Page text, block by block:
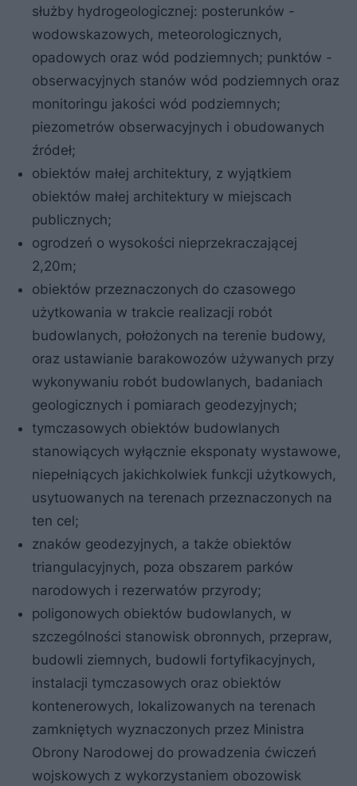
służby hydrogeologicznej: posterunków -
wodowskazowych, meteorologicznych,
opadowych oraz wód podziemnych; punktów -
obserwacyjnych stanów wód podziemnych oraz
monitoringu jakości wód podziemnych;
piezometrów obserwacyjnych i obudowanych
źródeł;
obiektów małej architektury, z wyjątkiem
obiektów małej architektury w miejscach
publicznych;
ogrodzeń o wysokości nieprzekraczającej
2,20m;
obiektów przeznaczonych do czasowego
użytkowania w trakcie realizacji robót
budowlanych, położonych na terenie budowy,
oraz ustawianie barakowozów używanych przy
wykonywaniu robót budowlanych, badaniach
geologicznych i pomiarach geodezyjnych;
tymczasowych obiektów budowlanych
stanowiących wyłącznie eksponaty wystawowe,
niepełniących jakichkolwiek funkcji użytkowych,
usytuowanych na terenach przeznaczonych na
ten cel;
znaków geodezyjnych, a także obiektów
triangulacyjnych, poza obszarem parków
narodowych i rezerwatów przyrody;
poligonowych obiektów budowlanych, w
szczególności stanowisk obronnych, przepraw,
budowli ziemnych, budowli fortyfikacyjnych,
instalacji tymczasowych oraz obiektów
kontenerowych, lokalizowanych na terenach
zamkniętych wyznaczonych przez Ministra
Obrony Narodowej do prowadzenia ćwiczeń
wojskowych z wykorzystaniem obozowisk